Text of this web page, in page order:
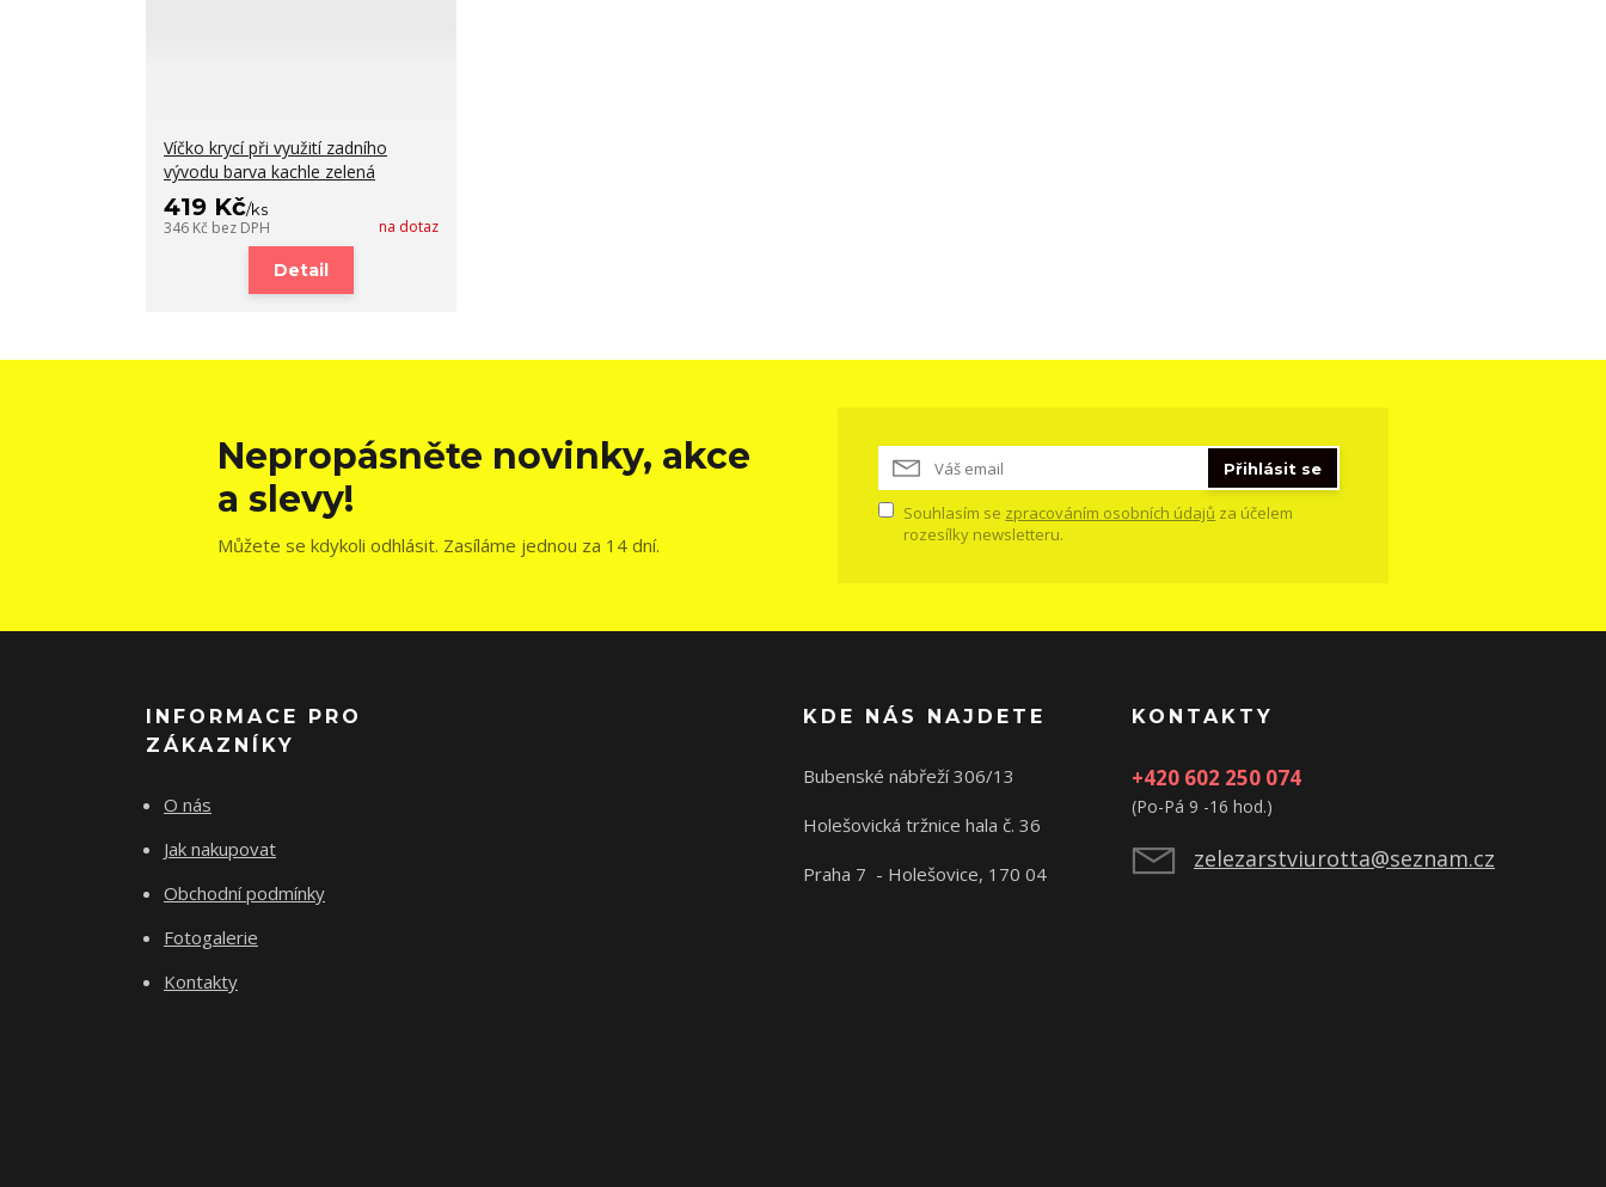
Víčko krycí při využití zadního
vývodu barva kachle zelená
419 Kč/ks
346 Kč bez DPH na dotaz
Detail
Nepropásněte novinky, akce
a slevy!
Můžete se kdykoli odhlásit. Zasíláme jednou za 14 dní.
Přihlásit se
Souhlasím se zpracováním osobních údajů za účelem
rozesílky newsletteru.
INFORMACE PRO
ZÁKAZNÍKY
O nás
Jak nakupovat
Obchodní podmínky
Fotogalerie
Kontakty
KDE NÁS NAJDETE
Bubenské nábřeží 306/13
Holešovická tržnice hala č. 36
Praha 7 - Holešovice, 170 04
KONTAKTY
+420 602 250 074
(Po-Pá 9 -16 hod.)
zelezarstviurotta@seznam.cz